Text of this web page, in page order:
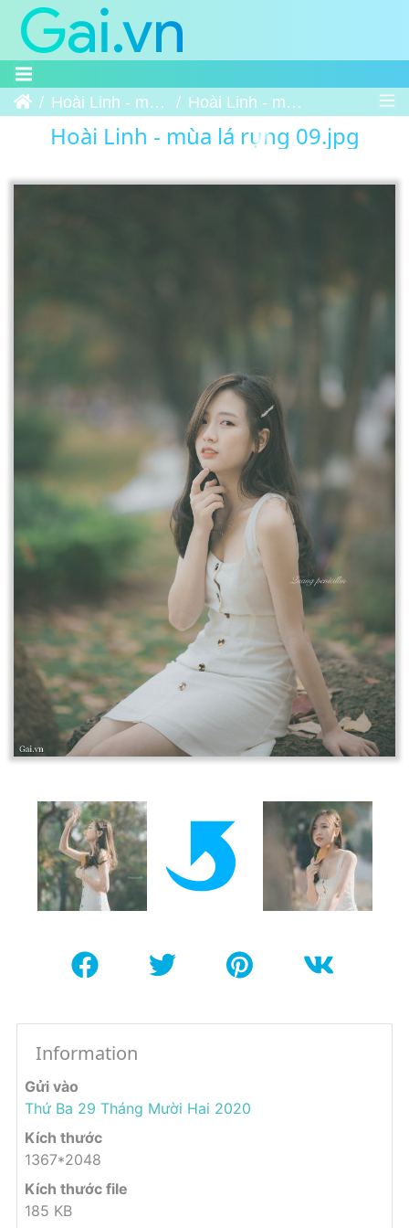
Trang chủHoài Linh - mùa lá rụng Hoài Linh - mùa lá rụng 09
Hoài Linh - mùa lá rụng 09.jpg
Information
Gửi vào
Thứ Ba 29 Tháng Mười Hai 2020
Kích thước
1367*2048
Kích thước file
185 KB